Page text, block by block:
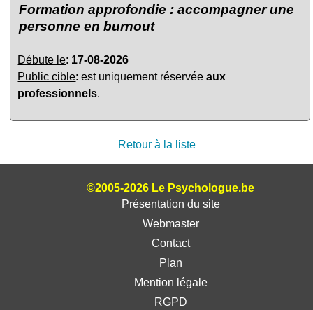
Formation approfondie : accompagner une
personne en burnout
Débute le: 17-08-2026
Public cible: est uniquement réservéeaux
professionnels.
Retour à la liste
©2005-2026 Le Psychologue.be
Présentation du site
Webmaster
Contact
Plan
Mention légale
RGPD